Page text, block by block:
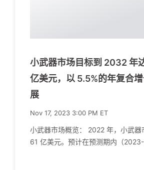
小武器市场目标到 2032 年
亿美元，以 5.5%的年复合
展
Nov 17, 2023 3:00 PM ET
小武器市场概览： 2022 年，小武器
61 亿美元。预计在预测期内（